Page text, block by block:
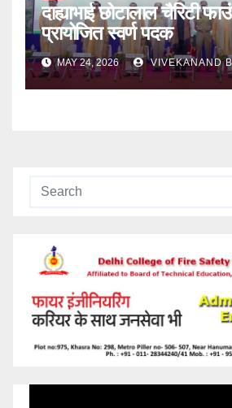
दाह्याभाई छोटालाल चैरिटी
प्रायोजित स्वर्ण पदक
MAY 24, 2026 VIVEKANAND